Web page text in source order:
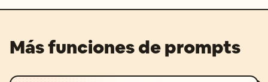
Más funciones de prompts